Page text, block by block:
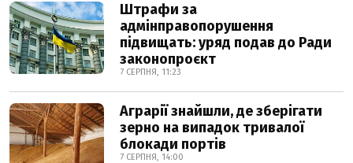
Штрафи за
адмінправопорушення
підвищать: уряд подав до Ради
законопроєкт
7 СЕРПНЯ, 11:23
Аграрії знайшли, де зберігати
зерно на випадок тривалої
блокади портів
7 СЕРПНЯ, 14:00